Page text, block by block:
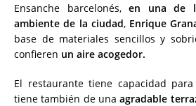
Ensanche barcelonés, en una de
ambiente de la ciudad, Enrique
base de materiales sencillos y
confieren un aire acogedor.
El restaurante tiene capacidad
tiene también de unaagradable